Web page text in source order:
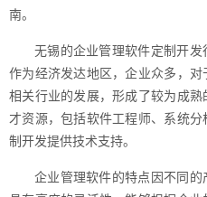
南。
无锡的企业管理软件定制开
作为经济发达地区，企业众多，
相关行业的发展，形成了较为成
才资源，包括软件工程师、系统
制开发提供技术支持。
企业管理软件的特点因不同